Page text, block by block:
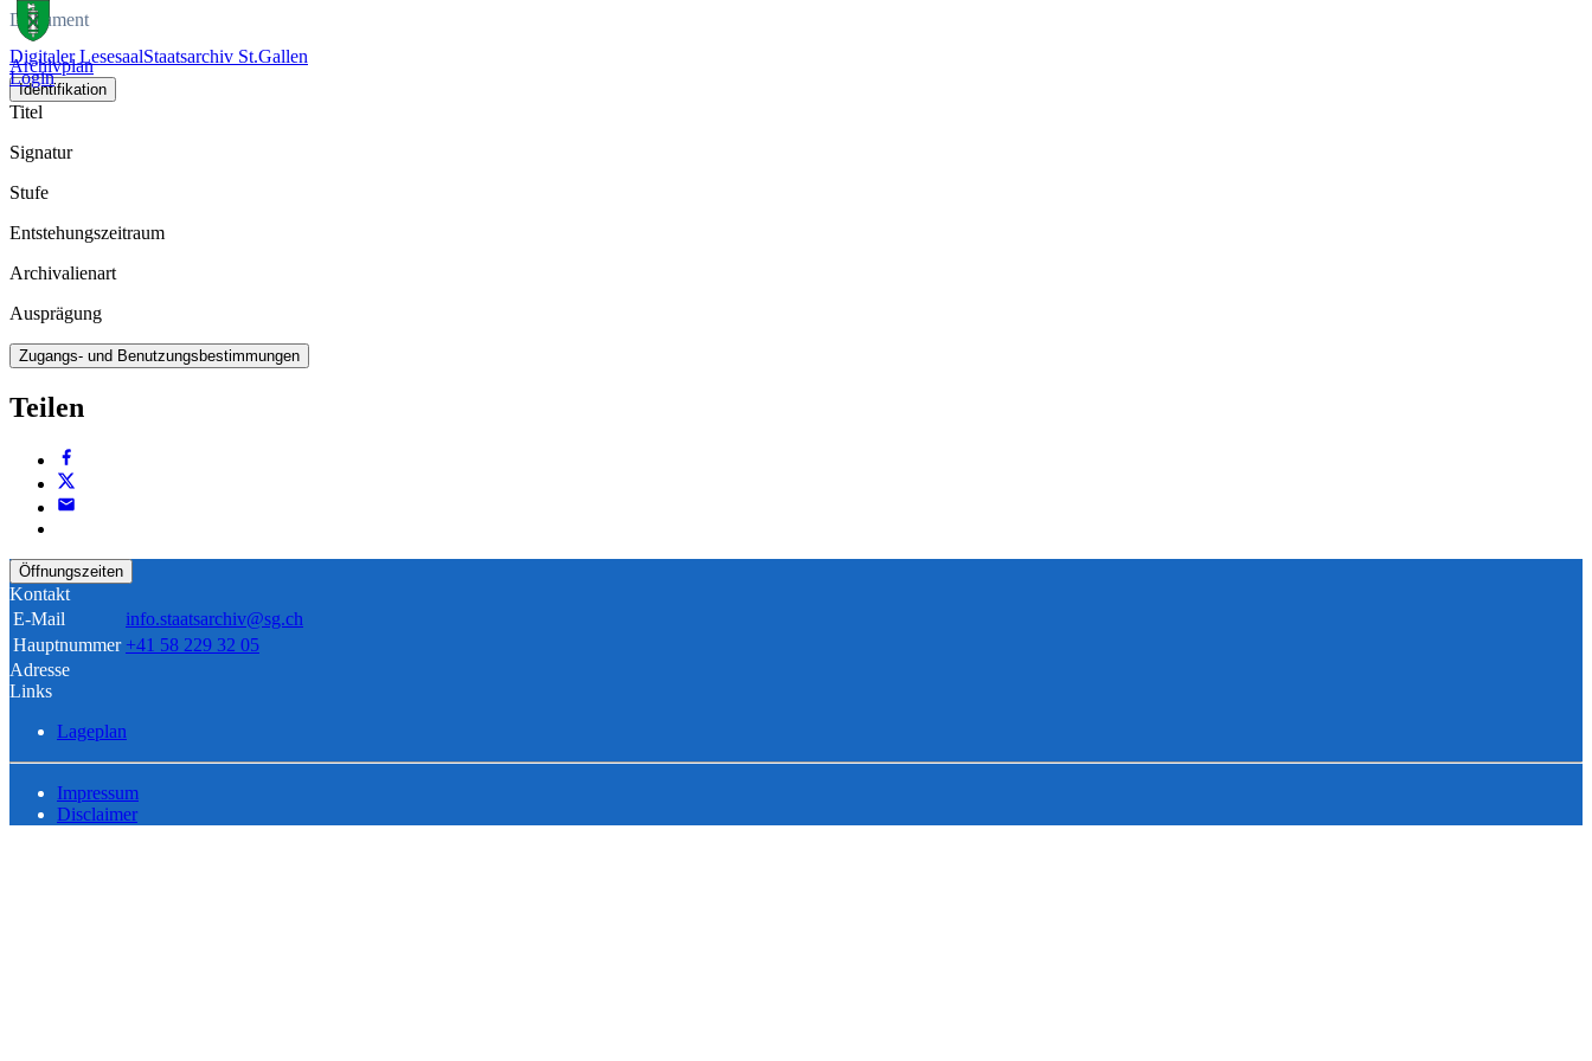
Digitaler LesesaalStaatsarchiv St.Gallen
Login
Dokument
Archivplan
Identifikation
Titel
Signatur
Stufe
Entstehungszeitraum
Archivalienart
Ausprägung
Zugangs- und Benutzungsbestimmungen
Teilen
Öffnungszeiten
Kontakt
E-Mail
info.staatsarchiv@sg.ch
Hauptnummer +41 58 229 32 05
Adresse
Links
Lageplan
Impressum
Disclaimer